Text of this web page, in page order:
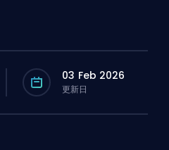
03 Feb 2026
更新日